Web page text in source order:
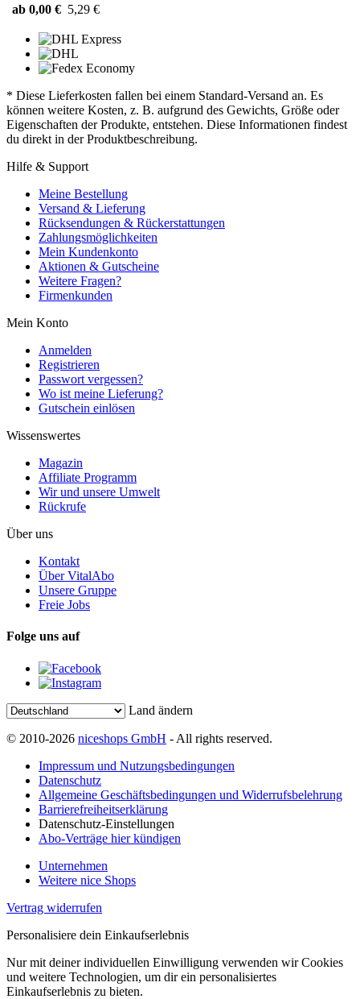
ab 0,00 € 5,29 €
* Diese Lieferkosten fallen bei einem Standard-Versand an. Es
können weitere Kosten, z. B. aufgrund des Gewichts, Größe oder
Eigenschaften der Produkte, entstehen. Diese Informationen findest
du direkt in der Produktbeschreibung.
Hilfe & Support
Meine Bestellung
Versand & Lieferung
Rücksendungen & Rückerstattungen
Zahlungsmöglichkeiten
Mein Kundenkonto
Aktionen & Gutscheine
Weitere Fragen?
Firmenkunden
Mein Konto
Anmelden
Registrieren
Passwort vergessen?
Wo ist meine Lieferung?
Gutschein einlösen
Wissenswertes
Magazin
Affiliate Programm
Wir und unsere Umwelt
Rückrufe
Über uns
Kontakt
Über VitalAbo
Unsere Gruppe
Freie Jobs
Folge uns auf
Land ändern
© 2010-2026 niceshops GmbH - All rights reserved.
Impressum und Nutzungsbedingungen
Datenschutz
Allgemeine Geschäftsbedingungen und Widerrufsbelehrung
Barrierefreiheitserklärung
Datenschutz-Einstellungen
Abo-Verträge hier kündigen
Unternehmen
Weitere nice Shops
Vertrag widerrufen
Personalisiere dein Einkaufserlebnis
Nur mit deiner individuellen Einwilligung verwenden wir Cookies
und weitere Technologien, um dir ein personalisiertes
Einkaufserlebnis zu bieten.